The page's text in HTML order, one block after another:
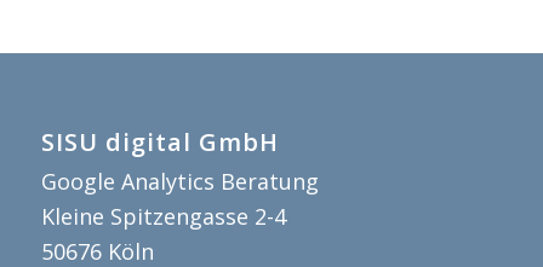
SISU digital GmbH
Google Analytics Beratung
Kleine Spitzengasse 2-4
50676 Köln